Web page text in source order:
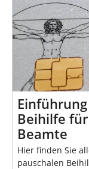
Beihilfe
Beamte
Hier finden Sie
pauschalen